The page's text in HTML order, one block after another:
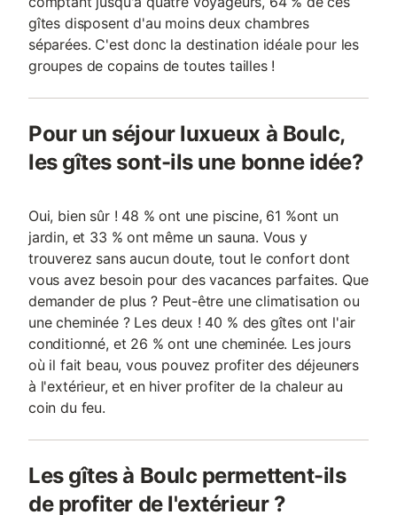
gîtes disposent d'au moins deux chambres
séparées. C'est donc la destination idéale pour les
groupes de copains de toutes tailles !
Pour un séjour luxueux à Boulc,
les gîtes sont-ils une bonne idée?
Oui, bien sûr ! 48 % ont une piscine, 61 %ont un
jardin, et 33 % ont même un sauna. Vous y
trouverez sans aucun doute, tout le confort dont
vous avez besoin pour des vacances parfaites. Que
demander de plus ? Peut-être une climatisation ou
une cheminée ? Les deux ! 40 % des gîtes ont l'air
conditionné, et 26 % ont une cheminée. Les jours
où il fait beau, vous pouvez profiter des déjeuners
à l'extérieur, et en hiver profiter de la chaleur au
coin du feu.
Les gîtes à Boulc permettent-ils
de profiter de l'extérieur ?